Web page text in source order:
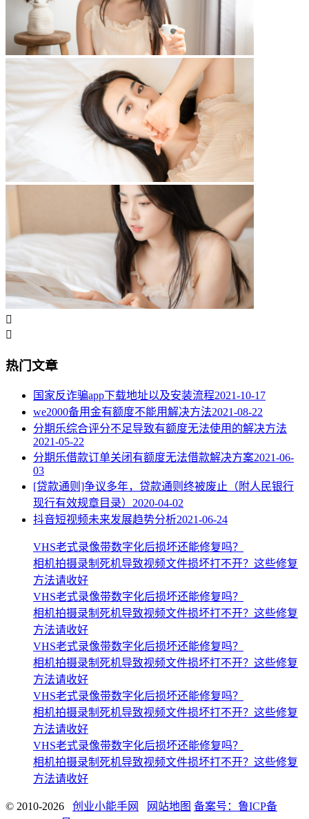


热门文章
国家反诈骗app下载地址以及安装流程2021-10-17
we2000备用金有额度不能用解决方法2021-08-22
分期乐综合评分不足导致有额度无法使用的解决方法
2021-05-22
分期乐借款订单关闭有额度无法借款解决方案2021-06-
03
[贷款通则]争议多年，贷款通则终被废止（附人民银行
现行有效规章目录） 2020-04-02
抖音短视频未来发展趋势分析2021-06-24
VHS老式录像带数字化后损坏还能修复吗？
相机拍摄录制死机导致视频文件损坏打不开？这些修复
方法请收好
VHS老式录像带数字化后损坏还能修复吗？
相机拍摄录制死机导致视频文件损坏打不开？这些修复
方法请收好
VHS老式录像带数字化后损坏还能修复吗？
相机拍摄录制死机导致视频文件损坏打不开？这些修复
方法请收好
VHS老式录像带数字化后损坏还能修复吗？
相机拍摄录制死机导致视频文件损坏打不开？这些修复
方法请收好
VHS老式录像带数字化后损坏还能修复吗？
相机拍摄录制死机导致视频文件损坏打不开？这些修复
方法请收好
© 2010-2026 创业小能手网 网站地图 备案号：鲁ICP备